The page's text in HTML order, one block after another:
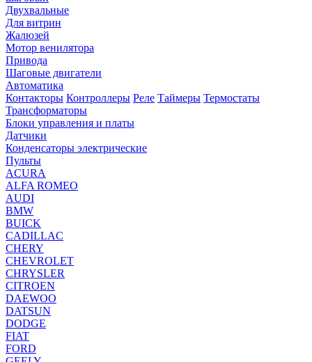
Двухвальные
Для витрин
Жалюзей
Мотор венилятора
Привода
Шаговые двигатели
Автоматика
Контакторы Контроллеры Реле Таймеры Термостаты
Трансформаторы
Блоки управления и платы
Датчики
Конденсаторы электрические
Пульты
ACURA
ALFA ROMEO
AUDI
BMW
BUICK
CADILLAC
CHERY
CHEVROLET
CHRYSLER
CITROEN
DAEWOO
DATSUN
DODGE
FIAT
FORD